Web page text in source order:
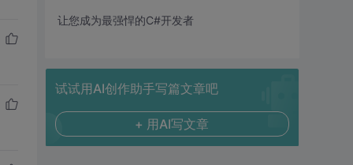
让您成为最强悍的C#开发者
试试用AI创作助手写篇文章吧
+ 用AI写文章